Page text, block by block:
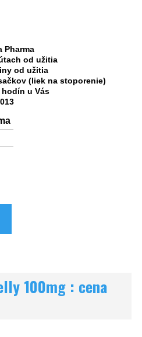
Pharma
od užitia
od užitia
(liek na stoporenie)
hodín u Vás
100mg : cena